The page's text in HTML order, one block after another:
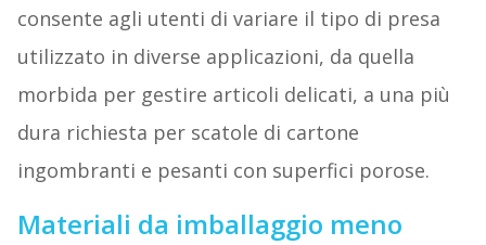
consente agli utenti di variare il tipo di presa
utilizzato in diverse applicazioni, da quella
morbida per gestire articoli delicati, a una più
dura richiesta per scatole di cartone
ingombranti e pesanti con superfici porose.
Materiali da imballaggio meno